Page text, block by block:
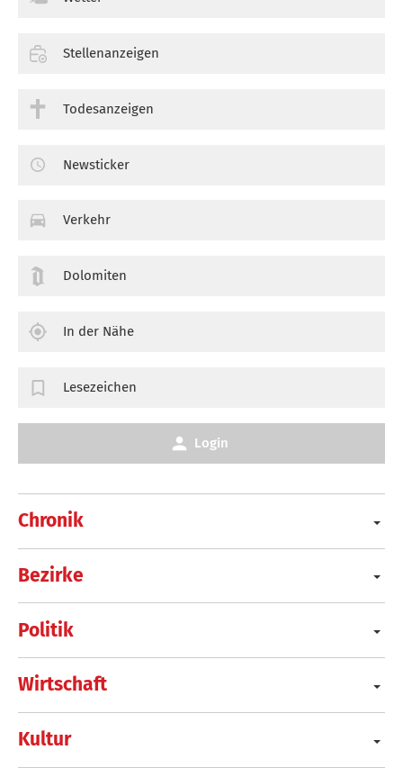
Chronik
Bezirke
Politik
Wirtschaft
Kultur
Stellenanzeigen
Todesanzeigen
Newsticker
Verkehr
Dolomiten
In der Nähe
Lesezeichen
Login